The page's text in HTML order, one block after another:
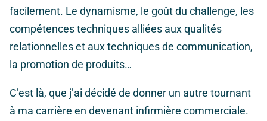
facilement. Le dynamisme, le goût du challenge, les
compétences techniques alliées aux qualités
relationnelles et aux techniques de communication,
la promotion de produits…
C’est là, que j’ai décidé de donner un autre tournant
à ma carrière en devenant infirmière commerciale.